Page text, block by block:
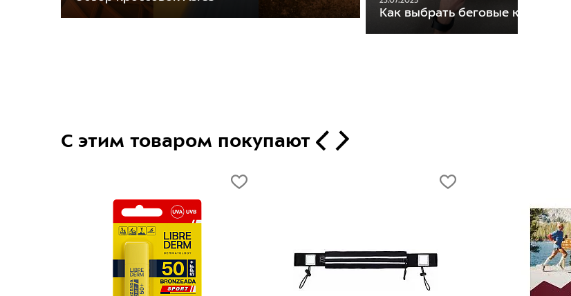
Как выбрать беговые кроссовки
С этим товаром покупают